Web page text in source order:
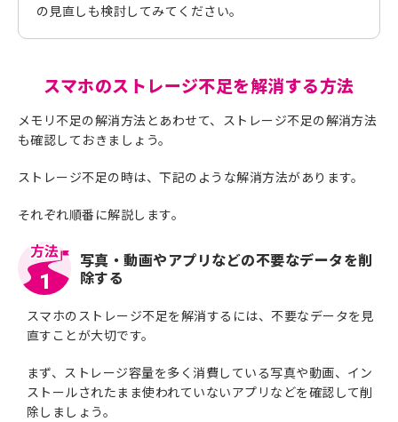
の見直しも検討してみてください。
スマホのストレージ不足を解消する方法
メモリ不足の解消方法とあわせて、ストレージ不足の解消方法
も確認しておきましょう。
ストレージ不足の時は、下記のような解消方法があります。
それぞれ順番に解説します。
1
写真・動画やアプリなどの不要なデータを削
除する
スマホのストレージ不足を解消するには、不要なデータを見
直すことが大切です。
まず、ストレージ容量を多く消費している写真や動画、イン
ストールされたまま使われていないアプリなどを確認して削
除しましょう。